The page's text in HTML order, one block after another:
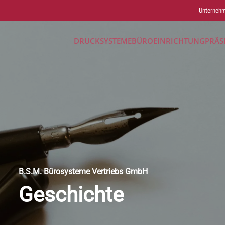
DRUCKSYSTEMEBÜROEINRICHTUNG
B.S.M. Bürosysteme Vertriebs GmbH
Geschichte